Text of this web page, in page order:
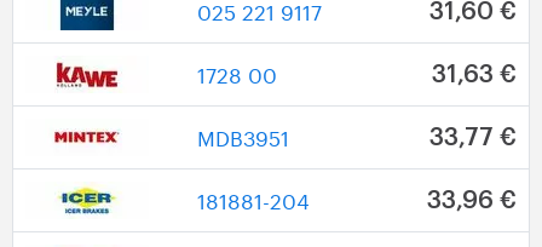
025 221 9117 31,60 €
1728 00 31,63 €
MDB3951 33,77 €
181881-204 33,96 €